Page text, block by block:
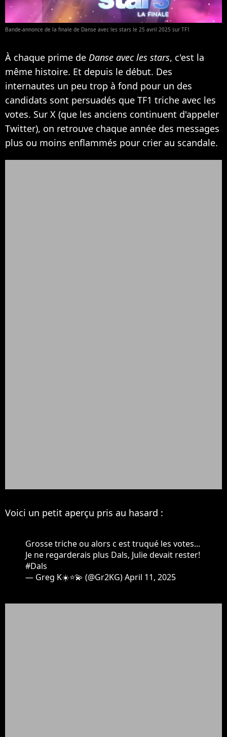
Bande-annonce de la finale de Danse avec les stars le 25 avril 2025 sur TF1
À chaque prime de Danse avec les stars, c'est la
même histoire. Et depuis le début. Des
internautes un peu trop à fond pour un des
candidats sont persuadés que TF1 triche avec les
votes. Sur X (que les anciens continuent d'appeler
Twitter), on retrouve chaque année des messages
plus ou moins enflammés pour crier au scandale.
Voici un petit aperçu pris au hasard :
Grosse triche ou alors c est truqué les votes...
Je ne regarderais plus Dals, Julie devait rester!
#Dals
— Greg K☀️⭐💫 (@Gr2KG)April 11, 2025